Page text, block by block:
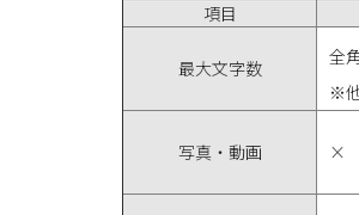
項目
最大文字数
全
※
写真・動画 ×